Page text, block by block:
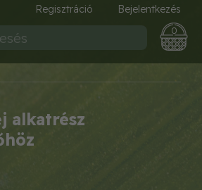
Regisztráció Bejelentkezés
0
alkatrész